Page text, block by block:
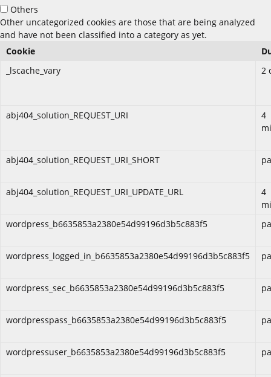
Others
Other uncategorized cookies are those that are being analyzed
and have not been classified into a category as yet.
Cookie
_lscache_vary
2
abj404_solution_REQUEST_URI
4
abj404_solution_REQUEST_URI_SHORT
abj404_solution_REQUEST_URI_UPDATE_URL
4
wordpress_b6635853a2380e54d99196d3b5c883f5
wordpress_logged_in_b6635853a2380e54d99196d3b5c883f5
wordpress_sec_b6635853a2380e54d99196d3b5c883f5
wordpresspass_b6635853a2380e54d99196d3b5c883f5
wordpressuser_b6635853a2380e54d99196d3b5c883f5